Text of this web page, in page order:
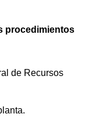
procedimientos
de Recursos